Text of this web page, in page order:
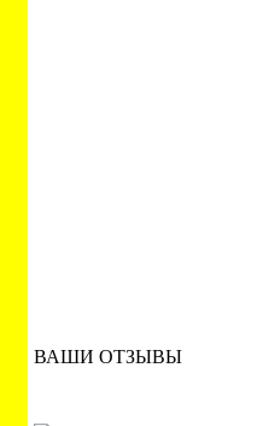
ВАШИ ОТЗЫВЫ